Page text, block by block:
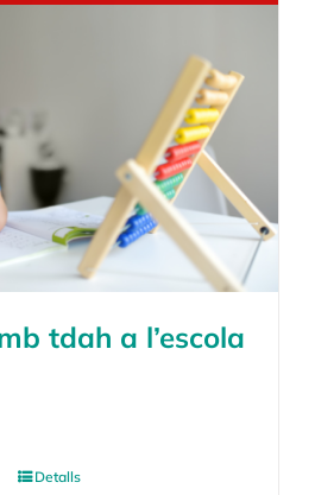
tdah a l’escola
Detalls